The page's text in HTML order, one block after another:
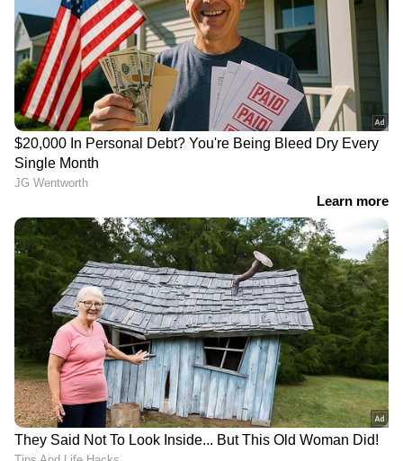
മെയ് 5- 1,09,400 ( ഈ മാസത്തെ ഏറ്റവും
കുറഞ്ഞ വില)
മെയ് 6- രാവിലെ 1,10,960 രൂപ, ഉച്ചയ്ക്ക് 1,11,560
രൂപ
വിദ്യാഭ്യാസവകുപ്പിലെ
താത്കാലിക
ജീവനക്കാർക്ക് പൊലീസ്
ക്ലിയറൻസ് നിർബന്ധം
ആർ. സു​ഗതന് നൽകിയ
എസ്കോർട്ട് പരോൾ
റദ്ദാക്കി ഉത്തരവിറക്കി
ആഭ്യന്തരവകുപ്പ്
LATEST VIDEOS
നിതിൻ രാജിന്റെ മരണം; നിതിന്റെ
കുടുംബത്തിന്റെ മൊഴി
വീണ്ടുമെടുക്കും
കനത്ത മഴയിൽ തൃശൂരും വീണു;
ജാഗ്രത നിർദേശം, വിദ്യാഭ്യാസ
സ്ഥാപനങ്ങൾക്ക് ഇന്ന് അവധി